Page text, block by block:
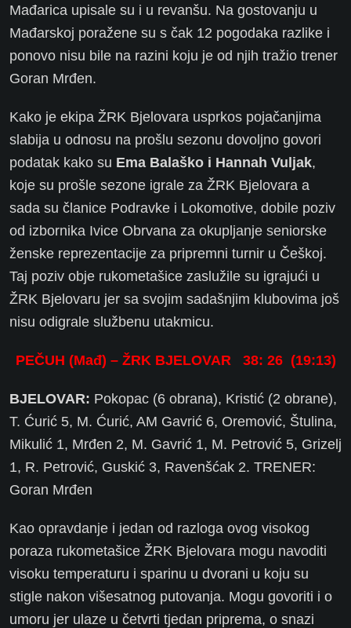
Mađarica upisale su i u revanšu. Na gostovanju u
Mađarskoj poražene su s čak 12 pogodaka razlike i
ponovo nisu bile na razini koju je od njih tražio trener
Goran Mrđen.
Kako je ekipa ŽRK Bjelovara usprkos pojačanjima
slabija u odnosu na prošlu sezonu dovoljno govori
podatak kako su Ema Balaško i Hannah Vuljak,
koje su prošle sezone igrale za ŽRK Bjelovara a
sada su članice Podravke i Lokomotive, dobile poziv
od izbornika Ivice Obrvana za okupljanje seniorske
ženske reprezentacije za pripremni turnir u Češkoj.
Taj poziv obje rukometašice zaslužile su igrajući u
ŽRK Bjelovaru jer sa svojim sadašnjim klubovima još
nisu odigrale službenu utakmicu.
PEČUH (Mađ) – ŽRK BJELOVAR 38: 26 (19:13)
BJELOVAR: Pokopac (6 obrana), Kristić (2 obrane),
T. Ćurić 5, M. Ćurić, AM Gavrić 6, Oremović, Štulina,
Mikulić 1, Mrđen 2, M. Gavrić 1, M. Petrović 5, Grizelj
1, R. Petrović, Guskić 3, Ravenšćak 2. TRENER:
Goran Mrđen
Kao opravdanje i jedan od razloga ovog visokog
poraza rukometašice ŽRK Bjelovara mogu navoditi
visoku temperaturu i sparinu u dvorani u koju su
stigle nakon višesatnog putovanja. Mogu govoriti i o
umoru jer ulaze u četvrti tjedan priprema, o snazi